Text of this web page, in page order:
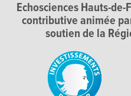
Echosciences Hauts-
contributive animée
soutien de la